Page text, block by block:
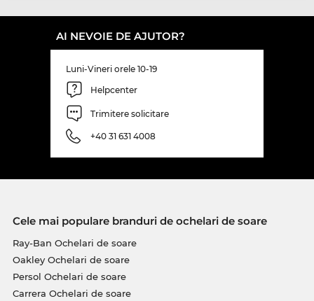
AI NEVOIE DE AJUTOR?
Luni-Vineri orele 10-19
Helpcenter
Trimitere solicitare
+40 31 631 4008
Cele mai populare branduri de ochelari de soare
Ray-Ban Ochelari de soare
Oakley Ochelari de soare
Persol Ochelari de soare
Carrera Ochelari de soare